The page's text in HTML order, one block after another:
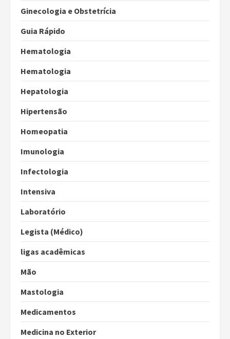
Ginecologia e Obstetrícia
Guia Rápido
Hematologia
Hematologia
Hepatologia
Hipertensão
Homeopatia
Imunologia
Infectologia
Intensiva
Laboratório
Legista (Médico)
ligas acadêmicas
Mão
Mastologia
Medicamentos
Medicina no Exterior